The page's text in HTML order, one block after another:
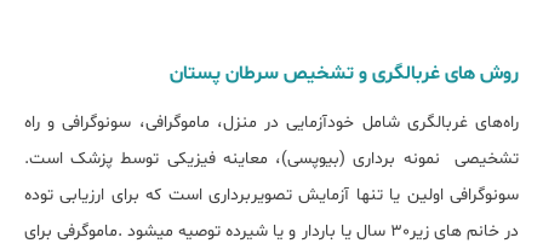
روش های غربالگری و تشخیص سرطان پستان
راه‌های غربالگری شامل خودآزمایی در منزل، ماموگرافی، سونوگرافی و راه
تشخیصی نمونه برداری (بیوپسی)، معاینه فیزیکی توسط پزشک است.
سونوگرافی اولین یا تنها آزمایش تصویربرداری است که برای ارزیابی توده
در خانم های زیر30 سال یا باردار و یا شیرده توصیه میشود .ماموگرفی برای